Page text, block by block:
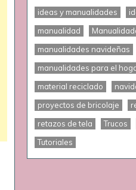
ideas y manualidades
manualidad
manualidades navideñas
manualidades para el
material reciclado
proyectos de bricolaje
retazos de tela
Trucos
Tutoriales